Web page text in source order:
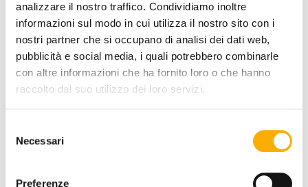
analizzare il nostro traffico. Condividiamo inoltre
informazioni sul modo in cui utilizza il nostro sito con i
nostri partner che si occupano di analisi dei dati web,
pubblicità e social media, i quali potrebbero combinarle
con altre informazioni che ha fornito loro o che hanno
raccolto dal suo utilizzo dei loro servizi.
delNecessari
Preferenze
Riva 1920
Mountains Riva 1920 - Banco Exterior